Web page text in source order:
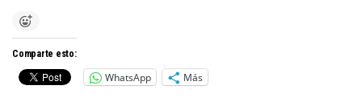
Comparte esto:
WhatsApp Más